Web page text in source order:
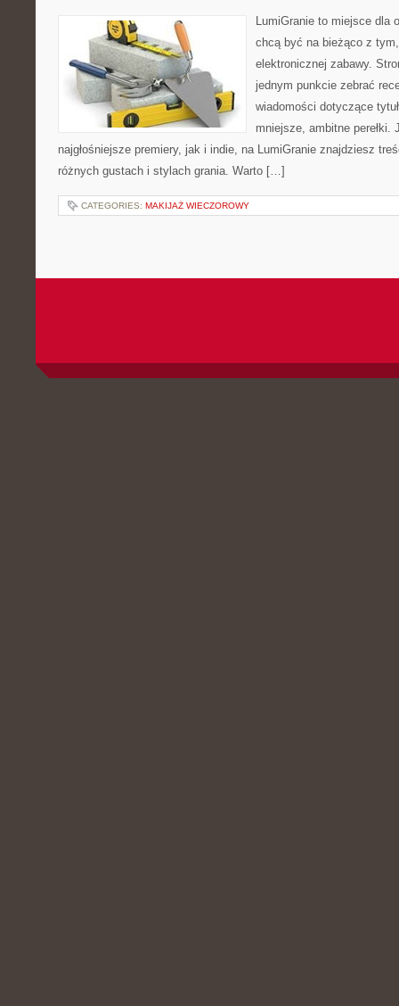
LumiGranie to miejsce dla
chcą być na bieżąco z
elektronicznej zabawy.
jednym punkcie zebrać
wiadomości dotyczące
mniejsze, ambitne perełki.
najgłośniejsze premiery, jak i indie, na LumiGranie znajdziesz
różnych gustach i stylach grania. Warto […]
CATEGORIES: MAKIJAŻ WIECZOROWY